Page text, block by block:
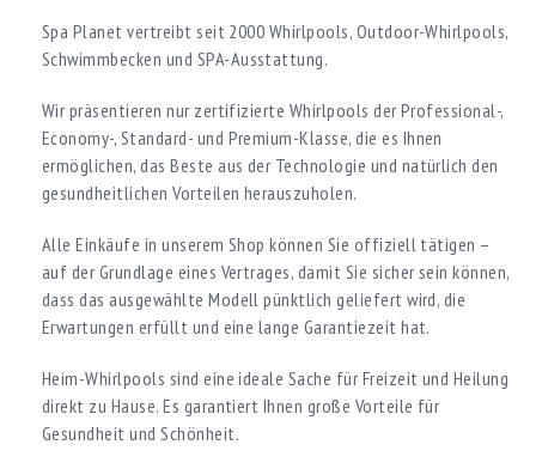
Spa Planet vertreibt seit 2000 Whirlpools, Outdoor-Whirlpools,
Schwimmbecken und SPA-Ausstattung.
Wir präsentieren nur zertifizierte Whirlpools der Professional-,
Economy-, Standard- und Premium-Klasse, die es Ihnen
ermöglichen, das Beste aus der Technologie und natürlich den
gesundheitlichen Vorteilen herauszuholen.
Alle Einkäufe in unserem Shop können Sie offiziell tätigen –
auf der Grundlage eines Vertrages, damit Sie sicher sein können,
dass das ausgewählte Modell pünktlich geliefert wird, die
Erwartungen erfüllt und eine lange Garantiezeit hat.
Heim-Whirlpools sind eine ideale Sache für Freizeit und Heilung
direkt zu Hause. Es garantiert Ihnen große Vorteile für
Gesundheit und Schönheit.